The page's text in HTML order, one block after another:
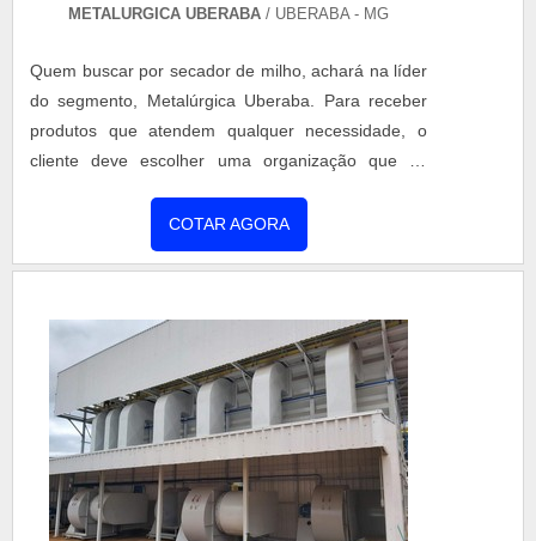
METALURGICA UBERABA / UBERABA - MG
Quem buscar por secador de milho, achará na líder
do segmento, Metalúrgica Uberaba. Para receber
produtos que atendem qualquer necessidade, o
cliente deve escolher uma organização que se
ampla experiência no ramo.MAIS INFORMAÇÕES
INTERESSANTES SOBRE SECADOR DE MILHOSe
até a Metalúrgica Uberaba. Empresa especializada
em aquecedor de caldo vertical e secador rotativo,
garantindo o que há de melhor na atualidade.Sem
trocar o foco sobre secador de milho, deve-se ter a
exatidão em orçar com empresas que prezam por
produtos e serviços que tenham ótima qualidade e
proteção, pontos importantes que ficam de fora no
COTAR AGORA